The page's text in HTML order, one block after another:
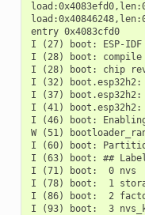
entry 0x4083cfd0
I (27) boot: ESP-IDF
I (28) boot: compile
I (28) boot: chip
I (32)
I (37)
I (41) boot.esp32h2:
I (46) boot:
W (51)
I (60) boot:
I (63) boot: ##
I (71) boot:  0 nvs
I (78) boot:  1
I (86) boot:  2
I (93) boot:  3